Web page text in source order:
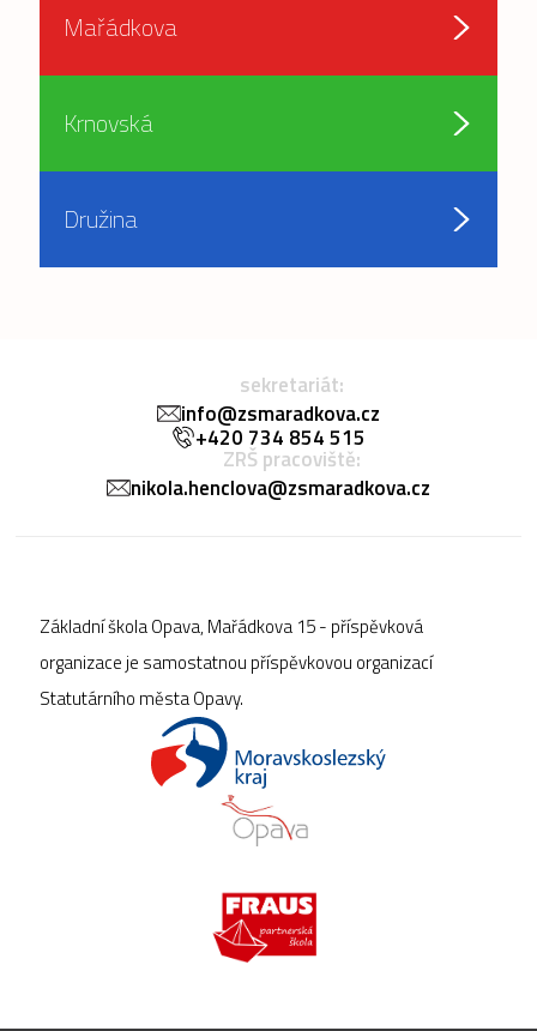
Mařádkova
Krnovská
Družina
sekretariát:
info@zsmaradkova.cz
+420 734 854 515
ZRŠ pracoviště:
nikola.henclova@zsmaradkova.cz
Základní škola Opava, Mařádkova 15 - příspěvková
organizace je samostatnou příspěvkovou organizací
Statutárního města Opavy.